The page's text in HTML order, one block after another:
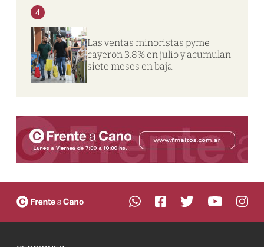
4
Las ventas minoristas pyme
cayeron 3,8% en julio y acumulan
siete meses en baja